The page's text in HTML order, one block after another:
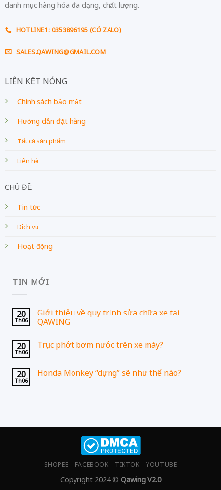
danh mục hàng hóa đa dạng, chất lượng.
HOTLINE1: 0353896195 (CÓ ZALO)
SALES.QAWING@GMAIL.COM
LIÊN KẾT NÓNG
Chính sách bảo mật
Hướng dẫn đặt hàng
Tất cả sản phẩm
Liên hệ
CHỦ ĐỀ
Tin tức
Dịch vụ
Hoạt động
TIN MỚI
20
Th06
Giới thiệu về quy trình sửa chữa xe tại
QAWING
20
Th06
Trục phớt bơm nước trên xe máy?
20
Th06
Honda Monkey “dựng” sẽ như thế nào?
SHOPEE FACEBOOK TIKTOK YOUTUBE
Copyright 2024 © Qawing V2.0